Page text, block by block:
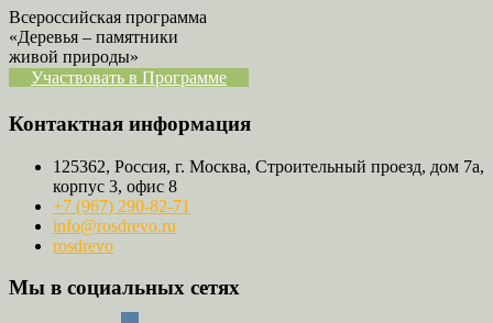
Всероссийская программа
«Деревья – памятники
живой природы»
Участвовать в Программе
Контактная информация
125362, Россия, г. Москва, Строительный проезд, дом 7а,
корпус 3, офис 8
+7 (967) 290-82-71
info@rosdrevo.ru
rosdrevo
Мы в социальных сетях